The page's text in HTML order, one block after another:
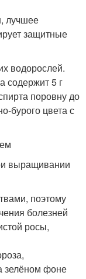
лучшее
защитные
водорослей.
содержит 5 г
поровну до
бурого цвета с
выращивании
поэтому
болезней
росы,
зелёном фоне